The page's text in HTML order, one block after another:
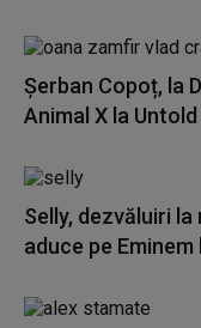
Șerban Copoț, la
Animal X la
Selly, dezvăluiri la
aduce pe Eminem